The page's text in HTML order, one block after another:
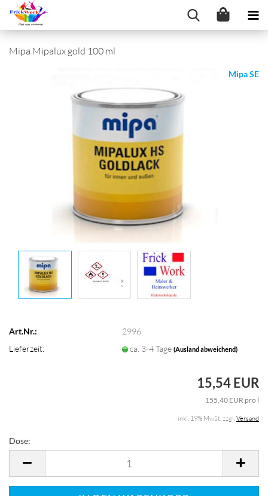
Mipa Mipalux gold 100 ml
Mipa SE
Art.Nr.:
2996
Lieferzeit:
ca. 3-4 Tage(Ausland abweichend)
15,54 EUR
155,40 EUR pro l
inkl. 19% MwSt. zzgl.Versand
Dose: